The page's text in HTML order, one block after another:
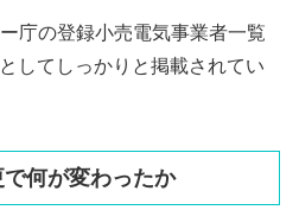
庁の登録小売電気事業者一覧
してしっかりと掲載されてい
何が変わったか